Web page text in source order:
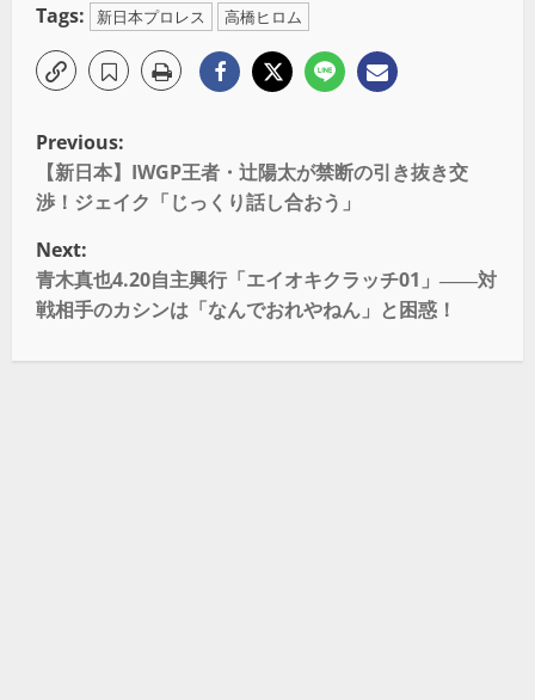
Tags: 新日本プロレス 高橋ヒロム
Previous:
【新日本】IWGP王者・辻陽太が禁断の引き抜き交
渉！ジェイク「じっくり話し合おう」
Next:
青木真也4.20自主興行「エイオキクラッチ01」――対
戦相手のカシンは「なんでおれやねん」と困惑！